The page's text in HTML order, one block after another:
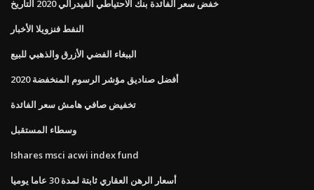
خفض سعر الفائدة بنك الاحتياطي الفيدرالي 2020 التاريخ
النفط فنزويلا الأخبار
الببغاء الفضي الأزرق والذهبي للبيع
أفضل صناديق مؤشر الرسوم المنخفضة 2020
تخفيض صافي هامش سعر الفائدة
وسطاء المستقبل
Ishares msci acwi index fund
أسعار الرهن العقاري ثابتة لمدة 30 عاما يوميا